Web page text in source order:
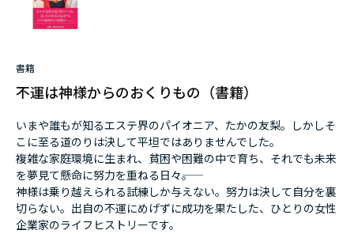
不運は神様からのおくりもの（書籍）
書籍
いまや誰もが知るエステ界のパイオニア、たかの友梨。しかしそ
こに至る道のりは決して平坦ではありませんでした。
複雑な家庭環境に生まれ、貧困や困難の中で育ち、それでも未来
を夢見て懸命に努力を重ねる日々――。
神様は乗り越えられる試練しか与えない。努力は決して自分を裏
切らない。出自の不運にめげずに成功を果たした、ひとりの女性
企業家のライフヒストリーです。